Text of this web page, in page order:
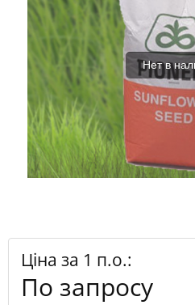
Нет в
Ціна за 1 п.о.:
По запросу